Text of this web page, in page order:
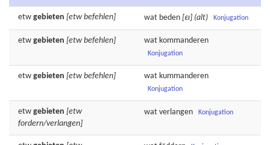
etw gebieten [etw befehlen] wat beden [εɪ] (alt) Konjugation
etw gebieten [etw befehlen] wat kommanderen
Konjugation
etw gebieten [etw befehlen] wat kummanderen
Konjugation
etw gebieten [etw
fordern/verlangen]
wat verlangen Konjugation